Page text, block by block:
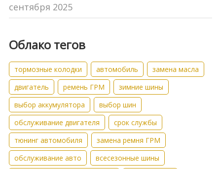
сентября 2025
Облако тегов
тормозные колодки автомобиль
замена масла
двигатель
ремень ГРМ
зимние шины
выбор аккумулятора
выбор шин
обслуживание двигателя
срок службы
тюнинг автомобиля
замена ремня ГРМ
обслуживание авто
всесезонные шины